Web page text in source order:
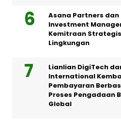
Asana Partners dan
Investment
Kemitraan
Lingkungan
Lianlian DigiTech
International
Pembayaran
Proses Pengadaan
Global